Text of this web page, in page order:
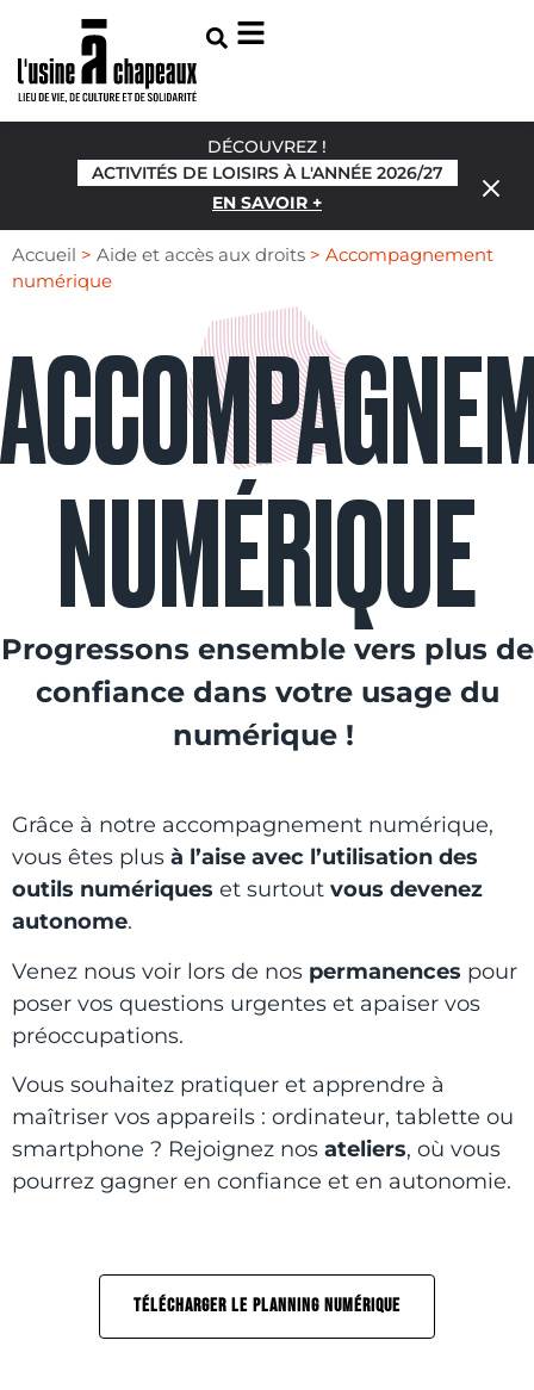
DÉCOUVREZ !
ACTIVITÉS DE LOISIRS À L'ANNÉE 2026/27
EN SAVOIR +
Accueil > Aide et accès aux droits > Accompagnement
numérique
NUMÉRIQUE
Progressons ensemble vers plus de
confiance dans votre usage du
numérique !
Grâce à notre accompagnement numérique,
vous êtes plus à l’aise avec l’utilisation des
outils numériques et surtout vous devenez
autonome.
Venez nous voir lors de nos permanences pour
poser vos questions urgentes et apaiser vos
préoccupations.
Vous souhaitez pratiquer et apprendre à
maîtriser vos appareils : ordinateur, tablette ou
smartphone ? Rejoignez nos ateliers, où vous
pourrez gagner en confiance et en autonomie.
TÉLÉCHARGER LE PLANNING NUMÉRIQUE